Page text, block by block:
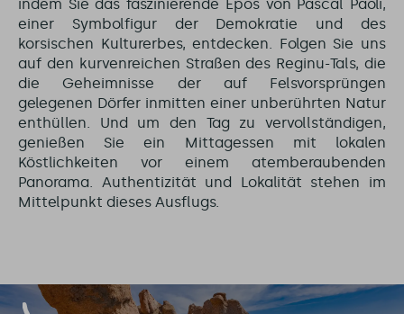
indem Sie das faszinierende Epos von Pascal Paoli,
einer Symbolfigur der Demokratie und des
korsischen Kulturerbes, entdecken. Folgen Sie uns
auf den kurvenreichen Straßen des Reginu-Tals, die
die Geheimnisse der auf Felsvorsprüngen
gelegenen Dörfer inmitten einer unberührten Natur
enthüllen. Und um den Tag zu vervollständigen,
genießen Sie ein Mittagessen mit lokalen
Köstlichkeiten vor einem atemberaubenden
Panorama. Authentizität und Lokalität stehen im
Mittelpunkt dieses Ausflugs.